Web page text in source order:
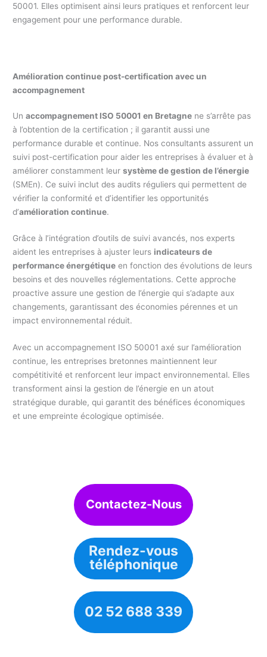
50001. Elles optimisent ainsi leurs pratiques et renforcent leur
engagement pour une performance durable.
Amélioration continue post-certification avec un
accompagnement
Unaccompagnement ISO 50001 en Bretagne ne s’arrête pas
à l’obtention de la certification ; il garantit aussi une
performance durable et continue. Nos consultants assurent un
suivi post-certification pour aider les entreprises à évaluer et à
améliorer constamment leursystème de gestion de l’énergie
(SMEn). Ce suivi inclut des audits réguliers qui permettent de
vérifier la conformité et d’identifier les opportunités
d’amélioration continue.
Grâce à l’intégration d’outils de suivi avancés, nos experts
aident les entreprises à ajuster leurs indicateurs de
performance énergétique en fonction des évolutions de leurs
besoins et des nouvelles réglementations. Cette approche
proactive assure une gestion de l’énergie qui s’adapte aux
changements, garantissant des économies pérennes et un
impact environnemental réduit.
Avec un accompagnement ISO 50001 axé sur l’amélioration
continue, les entreprises bretonnes maintiennent leur
compétitivité et renforcent leur impact environnemental. Elles
transforment ainsi la gestion de l’énergie en un atout
stratégique durable, qui garantit des bénéfices économiques
et une empreinte écologique optimisée.
Contactez-Nous
Rendez-vous
téléphonique
02 52 688 339